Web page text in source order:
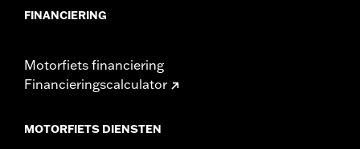
FINANCIERING
Motorfiets financiering
Financieringscalculator
MOTORFIETS DIENSTEN